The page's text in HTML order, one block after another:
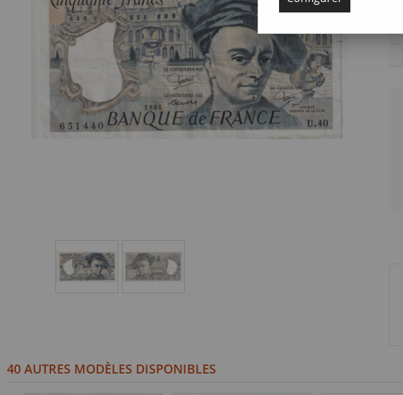
40 AUTRES MODÈLES DISPONIBLES